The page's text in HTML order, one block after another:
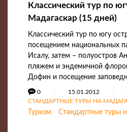
Классический тур по
Мадагаскар (15 дней)
Классический тур по югу
посещением национальных
Исалу, затем – полуостров
пляжем и эндемичной
Дофин и посещение
0 15.01.2012
СТАНДАРТНЫЕ ТУРЫ НА
Туризм Стандартные туры